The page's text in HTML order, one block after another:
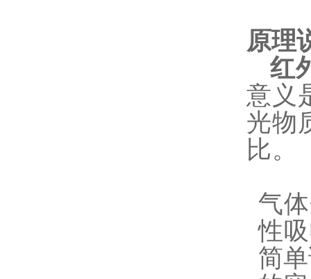
原理
红
意义
光物
比。
气
性
简